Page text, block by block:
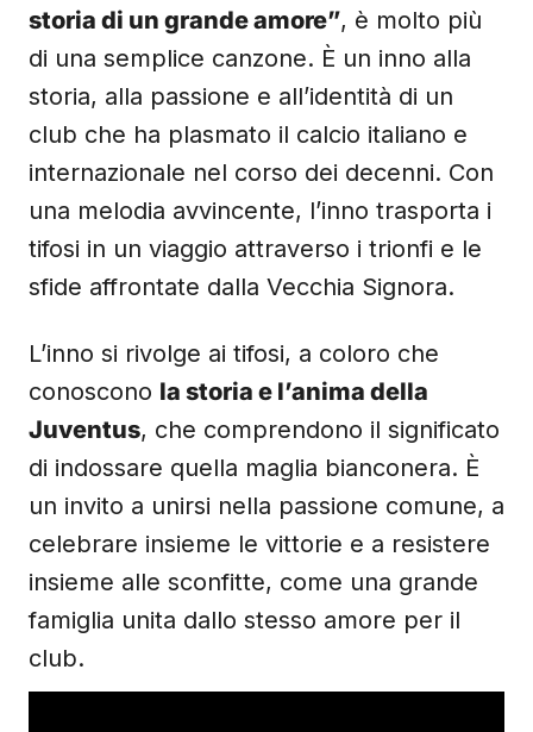
storia di un grande amore”, è molto più
di una semplice canzone. È un inno alla
storia, alla passione e all’identità di un
club che ha plasmato il calcio italiano e
internazionale nel corso dei decenni. Con
una melodia avvincente, l’inno trasporta i
tifosi in un viaggio attraverso i trionfi e le
sfide affrontate dalla Vecchia Signora.
L’inno si rivolge ai tifosi, a coloro che
conoscono la storia e l’anima della
Juventus, che comprendono il significato
di indossare quella maglia bianconera. È
un invito a unirsi nella passione comune, a
celebrare insieme le vittorie e a resistere
insieme alle sconfitte, come una grande
famiglia unita dallo stesso amore per il
club.